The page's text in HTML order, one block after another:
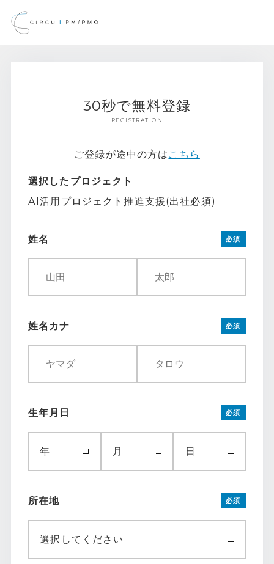
30秒で無料登録
REGISTRATION
ご登録が途中の方は こちら
選択したプロジェクト
AI活用プロジェクト推進支援(出社必須)
姓名 必須
姓名カナ 必須
生年月日 必須
年 月 日
所在地 必須
選択してください